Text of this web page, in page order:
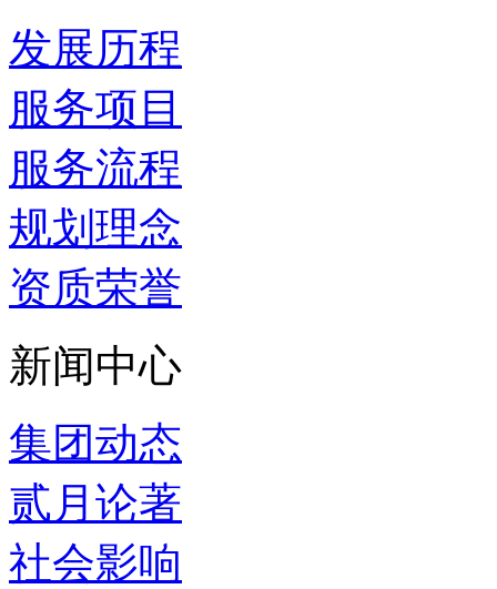
发展历程
服务项目
服务流程
规划理念
资质荣誉
新闻中心
集团动态
贰月论著
社会影响